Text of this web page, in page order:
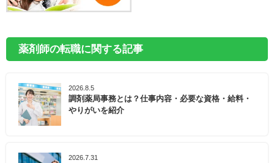
薬剤師の転職に関する記事
2026.8.5
調剤薬局事務とは？仕事内容・必要な資格・給料・
やりがいを紹介
2026.7.31